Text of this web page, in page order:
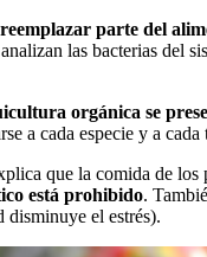
parte del
las bacterias del
orgánica se
a cada especie y a
que la comida de
está prohibido.
disminuye el estrés).